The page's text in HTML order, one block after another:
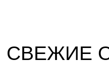
СВЕЖИЕ